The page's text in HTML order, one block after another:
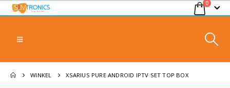
0
WINKEL XSARIUS PURE ANDROID IPTV SET TOP BOX